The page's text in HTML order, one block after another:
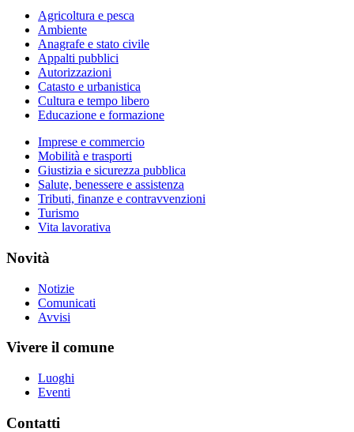
Agricoltura e pesca
Ambiente
Anagrafe e stato civile
Appalti pubblici
Autorizzazioni
Catasto e urbanistica
Cultura e tempo libero
Educazione e formazione
Imprese e commercio
Mobilità e trasporti
Giustizia e sicurezza pubblica
Salute, benessere e assistenza
Tributi, finanze e contravvenzioni
Turismo
Vita lavorativa
Novità
Notizie
Comunicati
Avvisi
Vivere il comune
Luoghi
Eventi
Contatti